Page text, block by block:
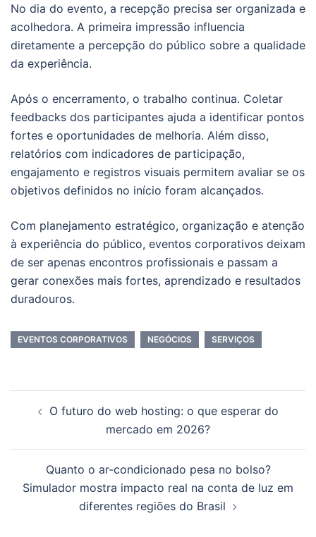
No dia do evento, a recepção precisa ser organizada e
acolhedora. A primeira impressão influencia
diretamente a percepção do público sobre a qualidade
da experiência.
Após o encerramento, o trabalho continua. Coletar
feedbacks dos participantes ajuda a identificar pontos
fortes e oportunidades de melhoria. Além disso,
relatórios com indicadores de participação,
engajamento e registros visuais permitem avaliar se os
objetivos definidos no início foram alcançados.
Com planejamento estratégico, organização e atenção
à experiência do público, eventos corporativos deixam
de ser apenas encontros profissionais e passam a
gerar conexões mais fortes, aprendizado e resultados
duradouros.
EVENTOS CORPORATIVOS NEGÓCIOS SERVIÇOS
O futuro do web hosting: o que esperar do
mercado em 2026?
Quanto o ar-condicionado pesa no bolso?
Simulador mostra impacto real na conta de luz em
diferentes regiões do Brasil